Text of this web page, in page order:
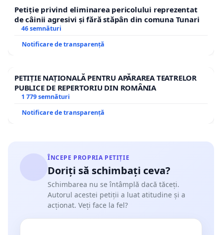
Petiție privind eliminarea pericolului reprezentat
de câinii agresivi și fără stăpân din comuna Tunari
46 semnături
Notificare de transparență
PETIȚIE NAȚIONALĂ PENTRU APĂRAREA TEATRELOR
PUBLICE DE REPERTORIU DIN ROMÂNIA
1 779 semnături
Notificare de transparență
ÎNCEPE PROPRIA PETIȚIE
Doriți să schimbați ceva?
Schimbarea nu se întâmplă dacă tăceți.
Autorul acestei petiții a luat atitudine și a
acționat. Veți face la fel?